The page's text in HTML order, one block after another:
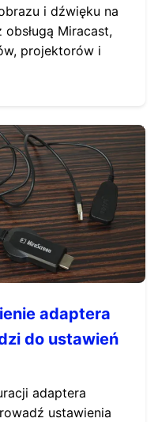
i dźwięku na
Miracast,
projektorów i
adaptera
do ustawień
adaptera
ustawienia